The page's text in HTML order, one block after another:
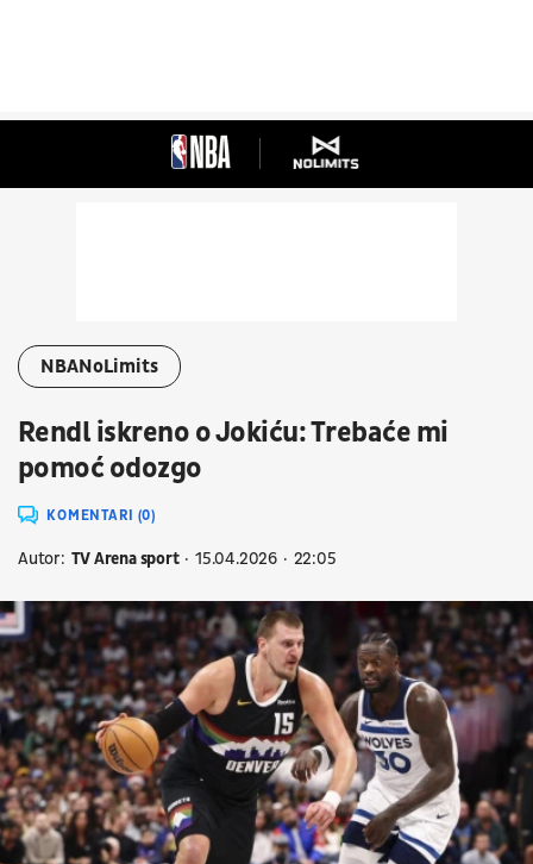
NBANoLimits
Rendl iskreno o Jokiću: Trebaće mi
pomoć odozgo
KOMENTARI (0)
Autor: TV Arena sport 15.04.2026 22:05